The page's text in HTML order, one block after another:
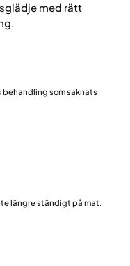
med rätt
som saknats
längre ständigt på mat.